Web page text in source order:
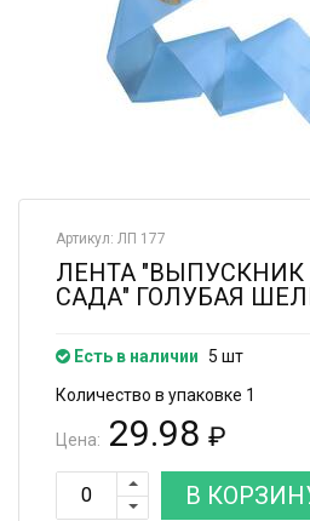
Артикул: ЛП 177
ЛЕНТА "ВЫПУСКНИК
САДА" ГОЛУБАЯ
Есть в наличии
5 шт
Количество в упаковке 1
Цена: 29.98 ₽
В